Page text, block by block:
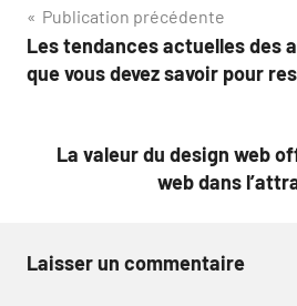
Navigation
de
Publication précédente
Les tendances actuelles des
que vous devez savoir pour
La valeur du design web
web dans
Laisser un commentaire